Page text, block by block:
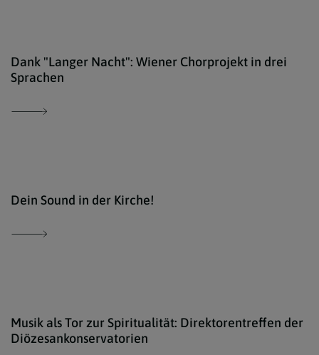
Dank "Langer Nacht": Wiener Chorprojekt in drei
Sprachen
Dein Sound in der Kirche!
Musik als Tor zur Spiritualität: Direktoren­treffen der
Diözesankonservatorien